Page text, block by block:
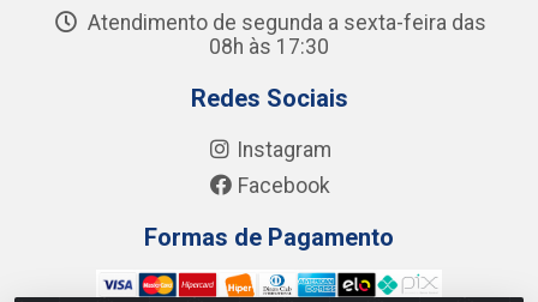
Atendimento de segunda a sexta-feira das
08h às 17:30
Redes Sociais
Instagram
Facebook
Formas de Pagamento